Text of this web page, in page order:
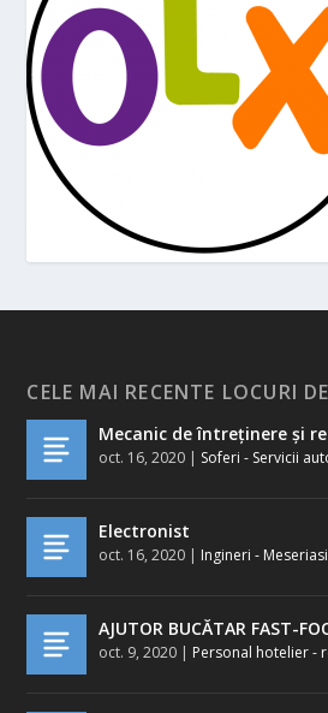
CELE MAI RECENTE LOCURI
Mecanic de întreținere și
oct. 16, 2020 | Soferi - Servicii
Electronist
oct. 16, 2020 | Ingineri -
AJUTOR BUCĂTAR FAST-
oct. 9, 2020 | Personal hotelier -